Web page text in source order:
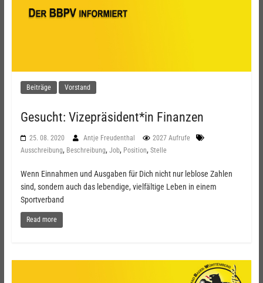
Beiträge Vorstand
Gesucht: Vizepräsident*in Finanzen
25. 08. 2020 Antje Freudenthal
2027 Aufrufe
Ausschreibung, Beschreibung, Job, Position, Stelle
Wenn Einnahmen und Ausgaben für Dich nicht nur leblose Zahlen
sind, sondern auch das lebendige, vielfältige Leben in einem
Sportverband
Read more